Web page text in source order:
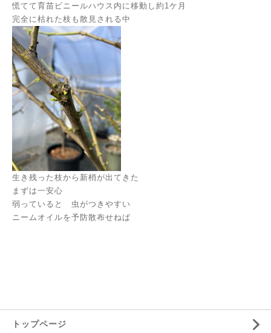
慌てて育苗ビニールハウス内に移動し約1ケ月
完全に枯れた枝も散見される中
生き残った枝から新梢が出てきた
まずは一安心
弱っていると 虫がつきやすい
ニームオイルを予防散布せねば
トップページ